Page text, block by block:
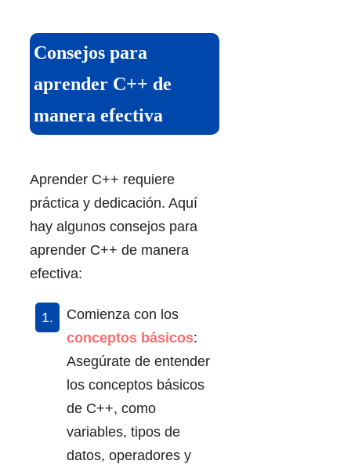
Consejos para
aprender C++ de
manera efectiva
Aprender C++ requiere
práctica y dedicación. Aquí
hay algunos consejos para
aprender C++ de manera
efectiva:
Comienza con los
conceptos básicos:
Asegúrate de entender
los conceptos básicos
de C++, como
variables, tipos de
datos, operadores y